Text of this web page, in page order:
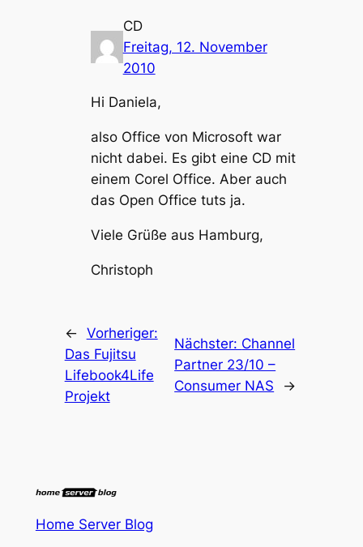
CD
Freitag, 12. November
2010
Hi Daniela,
also Office von Microsoft war
nicht dabei. Es gibt eine CD mit
einem Corel Office. Aber auch
das Open Office tuts ja.
Viele Grüße aus Hamburg,
Christoph
← Vorheriger:
Das Fujitsu
Lifebook4Life
Projekt
Nächster: Channel
Partner 23/10 –
Consumer NAS
→
Home Server Blog